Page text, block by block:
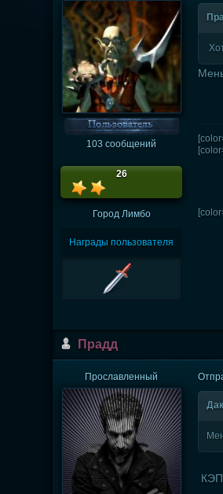
103 сообщений
26
Город Лимбо
Награды пользователя
Прадд
Прославленный